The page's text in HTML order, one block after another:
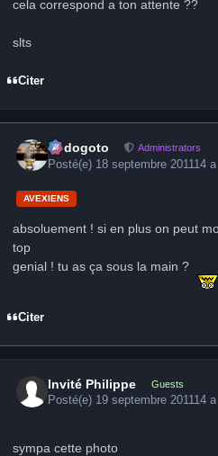
cela correspond a ton attente ??
slts
Citer
frédogoto Administrators
Posté(e) 18 septembre 2011 14 a
AVEXIENS
absoluement ! si en plus on peut
top
genial ! tu as ça sous la main ?
Citer
Invité Philippe Guests
Posté(e) 19 septembre 201114 a
sympa cette photo